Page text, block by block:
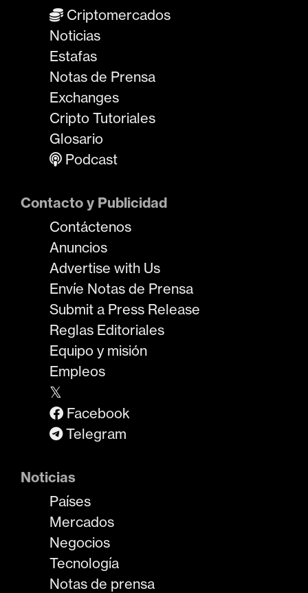
Criptomercados
Noticias
Estafas
Notas de Prensa
Exchanges
Cripto Tutoriales
Glosario
Podcast
Contacto y Publicidad
Contáctenos
Anuncios
Advertise with Us
Envíe Notas de Prensa
Submit a Press Release
Reglas Editoriales
Equipo y misión
Empleos
𝕏
Facebook
Telegram
Noticias
Países
Mercados
Negocios
Tecnología
Notas de prensa